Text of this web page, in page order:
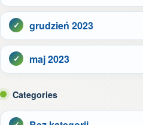
grudzień 2023
maj 2023
Categories